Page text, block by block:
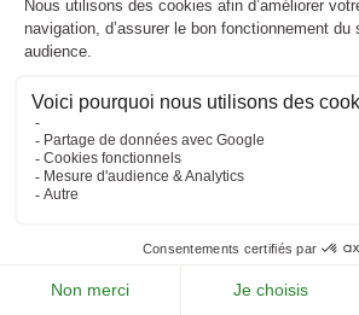
Majar - Entretoise de
broyeurs RBML